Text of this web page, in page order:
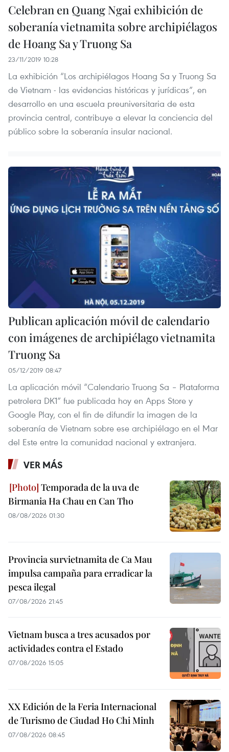
Celebran en Quang Ngai exhibición de
soberanía vietnamita sobre archipiélagos
de Hoang Sa y Truong Sa
23/11/2019 10:28
La exhibición “Los archipiélagos Hoang Sa y Truong Sa
de Vietnam - las evidencias históricas y jurídicas”, en
desarrollo en una escuela preuniversitaria de esta
provincia central, contribuye a elevar la conciencia del
público sobre la soberanía insular nacional.
Publican aplicación móvil de calendario
con imágenes de archipiélago vietnamita
Truong Sa
05/12/2019 08:47
La aplicación móvil “Calendario Truong Sa – Plataforma
petrolera DK1” fue publicada hoy en Apps Store y
Google Play, con el fin de difundir la imagen de la
soberanía de Vietnam sobre ese archipiélago en el Mar
del Este entre la comunidad nacional y extranjera.
VER MÁS
Temporada de la uva de
Birmania Ha Chau en Can Tho
08/08/2026 01:30
Provincia survietnamita de Ca Mau
impulsa campaña para erradicar la
pesca ilegal
07/08/2026 21:45
Vietnam busca a tres acusados por
actividades contra el Estado
07/08/2026 15:05
XX Edición de la Feria Internacional
de Turismo de Ciudad Ho Chi Minh
07/08/2026 08:45